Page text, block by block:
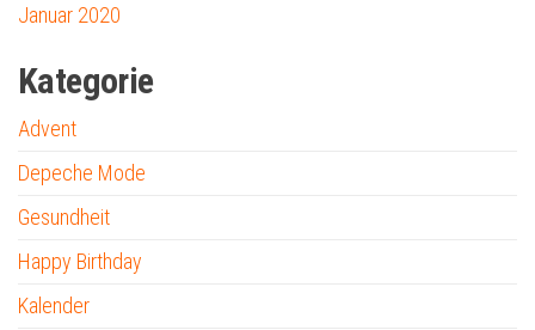
Januar 2020
Kategorie
Advent
Depeche Mode
Gesundheit
Happy Birthday
Kalender